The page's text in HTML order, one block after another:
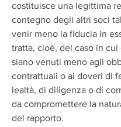
costituisce una legittima
contegno degli altri soci
venir meno la fiducia in
tratta, cioè, del caso in cui
siano venuti meno agli
contrattuali o ai doveri di
lealtà, di diligenza o di
da compromettere la
del rapporto.